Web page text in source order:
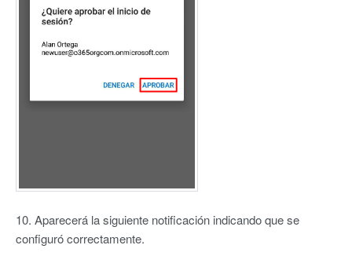
10. Aparecerá la siguiente notificación indicando que se
configuró correctamente.